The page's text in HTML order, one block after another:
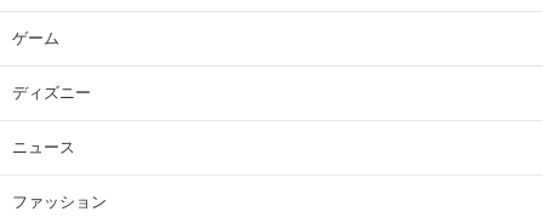
ゲーム
ディズニー
ニュース
ファッション